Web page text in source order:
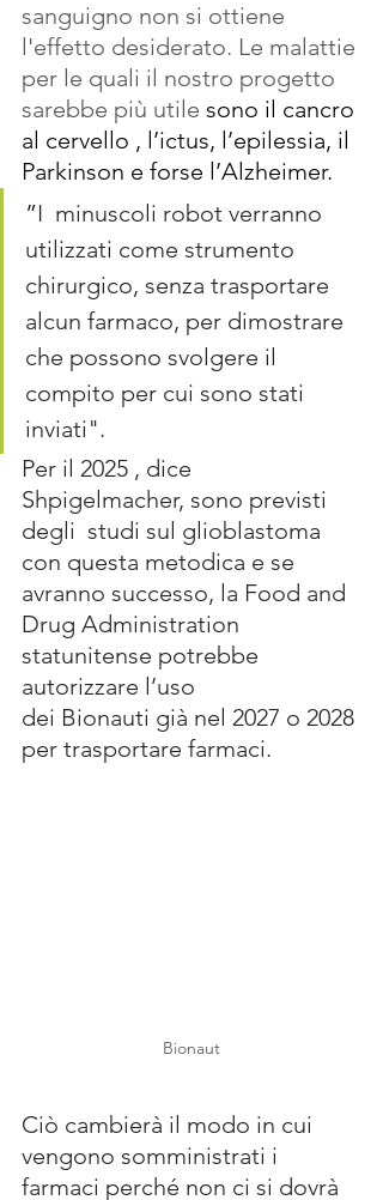
sanguigno non si ottiene
l'effetto desiderato. Le malattie
per le quali il nostro progetto
sarebbe più utile sono il cancro
al cervello , l’ictus, l’epilessia, il
Parkinson e forse l’Alzheimer.
”I  minuscoli robot verranno
utilizzati come strumento
chirurgico, senza trasportare
alcun farmaco, per dimostrare
che possono svolgere il
compito per cui sono stati
inviati".
Per il 2025 , dice
Shpigelmacher, sono previsti
degli  studi sul glioblastoma
con questa metodica e se
avranno successo, la Food and
Drug Administration
statunitense potrebbe
autorizzare l’uso
dei Bionauti già nel 2027 o 2028
per trasportare farmaci.
Bionaut
Ciò cambierà il modo in cui
vengono somministrati i
farmaci perché non ci si dovrà